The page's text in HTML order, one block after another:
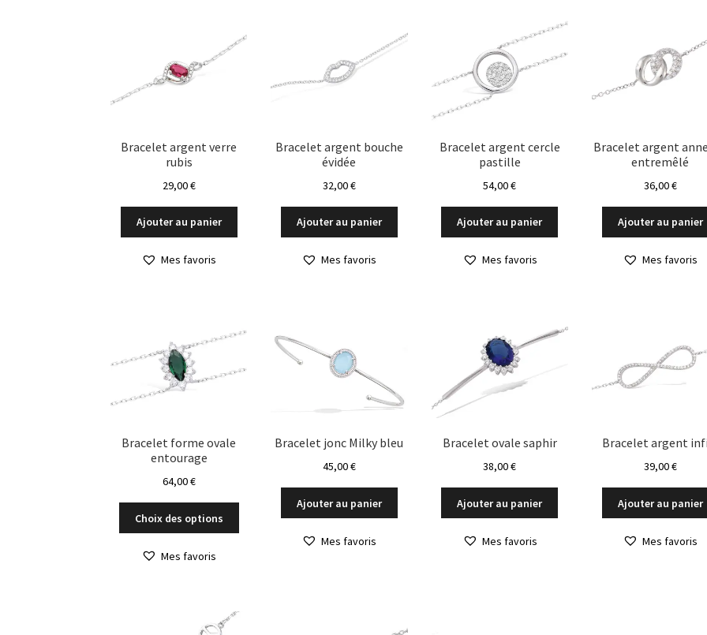
options
être
du
Bracelet argent verre
rubis
29,00€
Ajouter au panier
Mes favoris
Bracelet argent bouche
évidée
32,00€
Ajouter au panier
Mes favoris
Bracelet argent cercle
pastille
54,00€
Ajouter au panier
Mes favoris
Bracelet argent
entremêlé
36,00€
Ajouter au panier
Mes favoris
Bracelet forme ovale
entourage
64,00€
Choix des options
options
Mes favoris
Bracelet jonc Milky bleu
45,00€
Ajouter au panier
Mes favoris
Bracelet ovale saphir
38,00€
Ajouter au panier
Mes favoris
Bracelet argent
39,00€
Ajouter au panier
Mes favoris